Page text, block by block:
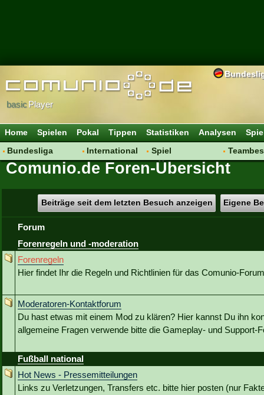
basicPlayer
Home Spielen Pokal Tippen Statistiken Analysen
Bundesliga
Hot News
Spielanalyse
Vereinsdiskussion
Vereinsfragen
International
Vereine
Spiel
Regeln & Tipps
Comunio.de Foren-Übersicht
Beiträge seit dem letzten Besuch anzeigen Eigene
Forum
Forenregeln und -moderation
Forenregeln
Hier findet Ihr die Regeln und Richtlinien für das Comunio-
Moderatoren-Kontaktforum
Du hast etwas mit einem Mod zu klären? Hier kannst Du ihn
allgemeine Fragen verwende bitte die Gameplay- und Support-
Fußball national
Hot News - Pressemitteilungen
Links zu Verletzungen, Transfers etc. bitte hier posten (nur